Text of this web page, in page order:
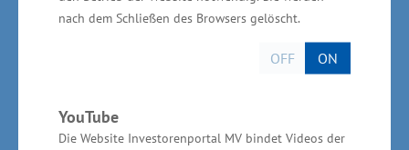
nach dem Schließen des Browsers gelöscht.
OFF ON
YouTube
Die Website Investorenportal MV bindet Videos der
Nachfrage nach Dienstleistungen der
Gesundheitswirtschaft bedingt durch den
demografischen Wandel und das wachsende
Gesundheitsbewusstsein, dem damit
einhergehenden wachsenden Bedarf an